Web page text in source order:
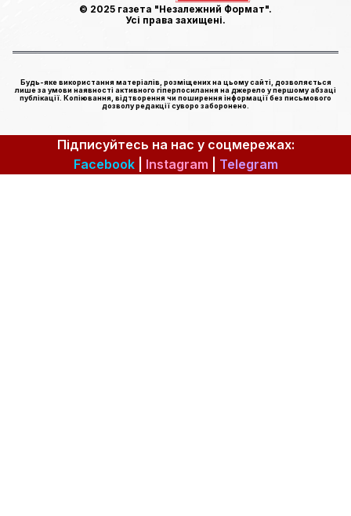
© 2025 газета "Незалежний Формат".
Усі права захищені.
Будь-яке використання матеріалів, розміщених на цьому сайті, дозволяється
лише за умови наявності активного гіперпосилання на джерело у першому абзаці
публікації. Копіювання, відтворення чи поширення інформації без письмового
дозволу редакції суворо заборонено.
Підписуйтесь на нас у соцмережах:
Facebook| Instagram Telegram